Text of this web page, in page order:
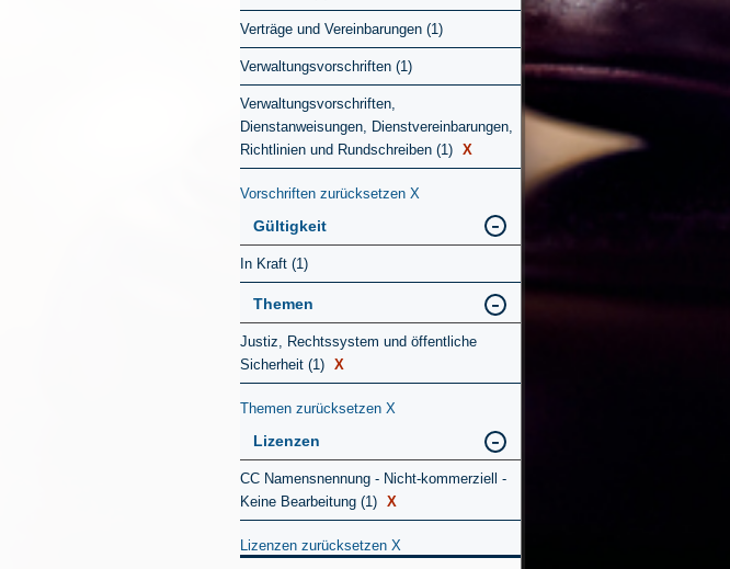
Verträge und Vereinbarungen (1)
Verwaltungsvorschriften (1)
Verwaltungsvorschriften,
Dienstanweisungen, Dienstvereinbarungen,
Richtlinien und Rundschreiben (1) X
Vorschriften zurücksetzen X
Gültigkeit
In Kraft (1)
Themen
Justiz, Rechtssystem und öffentliche
Sicherheit (1) X
Themen zurücksetzen X
Lizenzen
CC Namensnennung - Nicht-kommerziell -
Keine Bearbeitung (1) X
Lizenzen zurücksetzen X